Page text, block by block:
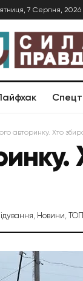
7 Серпня, 2026
авторинку. Хто
, Новини,